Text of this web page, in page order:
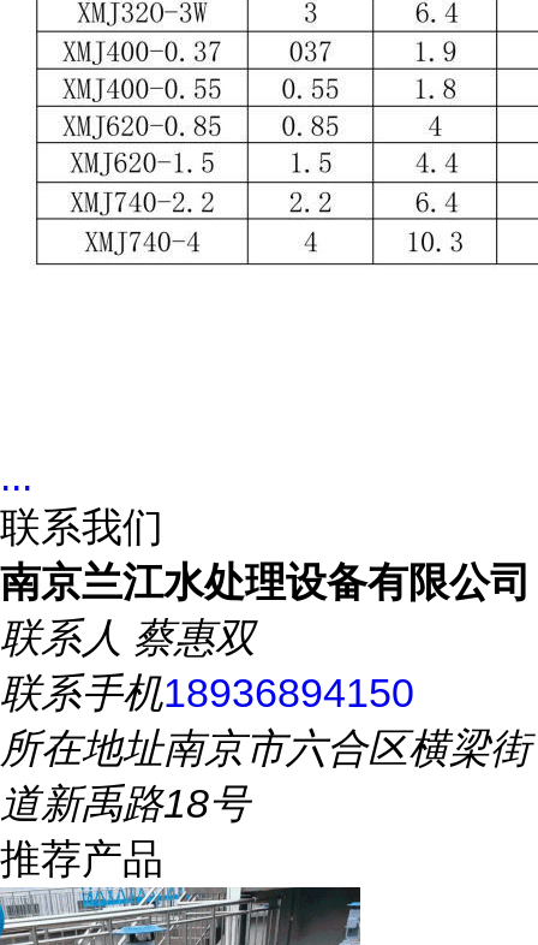
...
联系我们
南京兰江水处理设备有限公司
联系人 蔡惠双
联系手机18936894150
所在地址南京市六合区横梁街
道新禹路18号
推荐产品